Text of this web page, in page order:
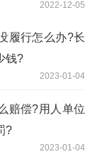
2022-12-05
履行怎么办?长
钱?
2023-01-04
赔偿?用人单位
?
2023-01-04